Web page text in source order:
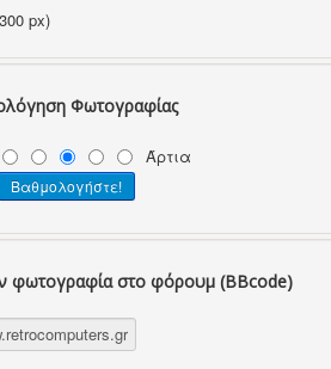
px)
Φωτογραφίας
Άρτια
φωτογραφία στο φόρουμ (BBcode)